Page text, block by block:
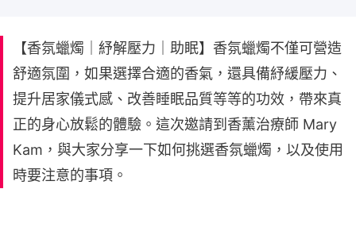
【香氛蠟燭｜紓解壓力｜助眠】香氛蠟燭不僅可營造
舒適氛圍，如果選擇合適的香氣，還具備紓緩壓力、
提升居家儀式感、改善睡眠品質等等的功效，帶來真
正的身心放鬆的體驗。這次邀請到香薰治療師 Mary
Kam，與大家分享一下如何挑選香氛蠟燭，以及使用
時要注意的事項。